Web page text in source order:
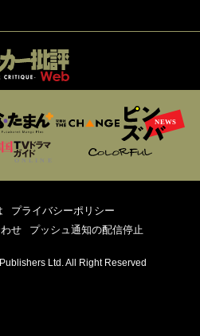
プライバシーポリシー
せ プッシュ通知の配信停止
Ltd. All Right Reserved